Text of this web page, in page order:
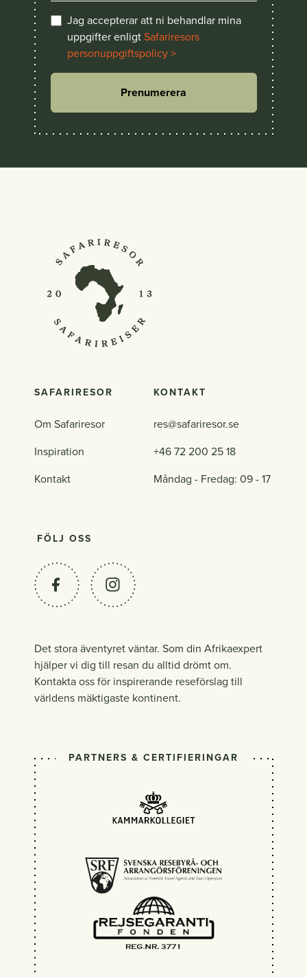
Jag accepterar att ni behandlar mina
uppgifter enligtSafariresors
personuppgiftspolicy >
Prenumerera
SAFARIRESOR
Om Safariresor
Inspiration
Kontakt
KONTAKT
res@safariresor.se
+46 72 200 25 18
Måndag - Fredag: 09 - 17
FÖLJ OSS
Det stora äventyret väntar. Som din Afrikaexpert
hjälper vi dig till resan du alltid drömt om.
Kontakta oss för inspirerande reseförslag till
världens mäktigaste kontinent.
PARTNERS & CERTIFIERINGAR